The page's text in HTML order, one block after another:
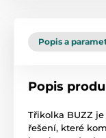
Popis a
Popis
Třikolka BUZZ
řešení, které